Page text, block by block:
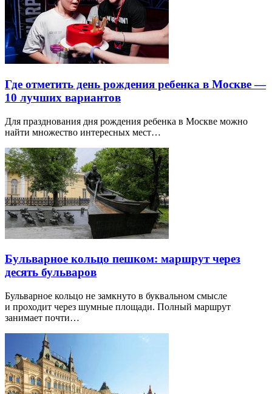
Где отметить день рождения ребенка в Москве —
10 лучших вариантов
Для празднования дня рождения ребенка в Москве можно
найти множество интересных мест…
Бульварное кольцо пешком: маршрут через
десять бульваров
Бульварное кольцо не замкнуто в буквальном смысле
и проходит через шумные площади. Полный маршрут
занимает почти…